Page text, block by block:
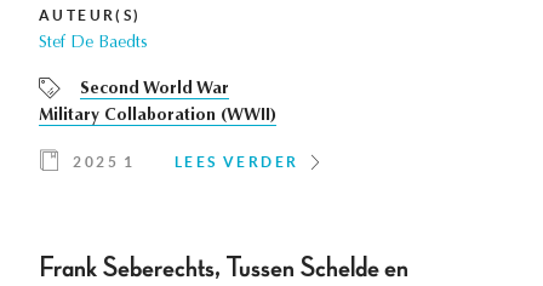
AUTEUR(S)
Stef De Baedts
Second World War
Military Collaboration (WWII)
2025 1 LEES VERDER
Frank Seberechts, Tussen Schelde en